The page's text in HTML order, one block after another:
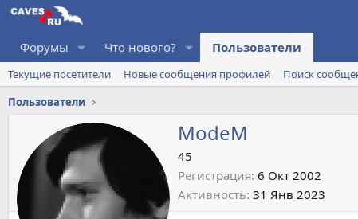
Форумы Что нового? Пользователи
Текущие посетители Новые сообщения профилей
Поиск
Пользователи
ModeM
45
Регистрация 6 Окт 2002
Активность 31 Янв 2023